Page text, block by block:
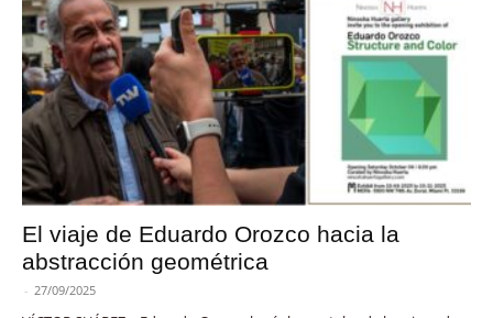
El viaje de Eduardo Orozco hacia la
abstracción geométrica
- 27/09/2025